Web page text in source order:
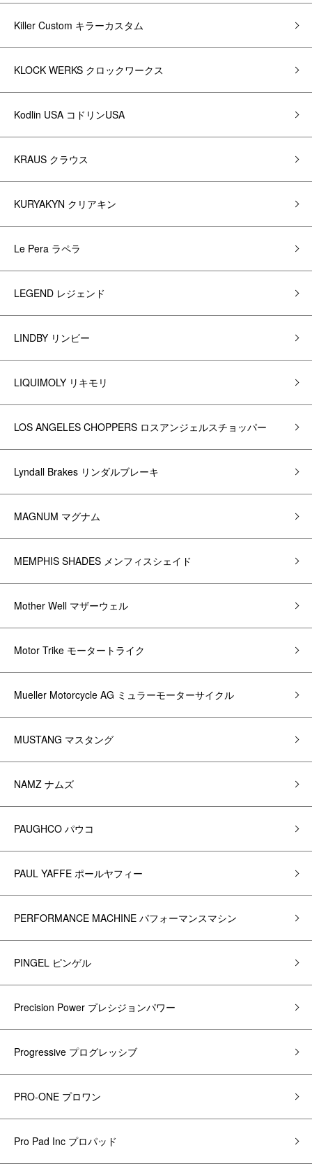
Killer Custom キラーカスタム
KLOCK WERKS クロックワークス
Kodlin USA コドリンUSA
KRAUS クラウス
KURYAKYN クリアキン
Le Pera ラペラ
LEGEND レジェンド
LINDBY リンビー
LIQUIMOLY リキモリ
LOS ANGELES CHOPPERS ロスアンジェルスチョッパー
Lyndall Brakes リンダルブレーキ
MAGNUM マグナム
MEMPHIS SHADES メンフィスシェイド
Mother Well マザーウェル
Motor Trike モータートライク
Mueller Motorcycle AG ミュラーモーターサイクル
MUSTANG マスタング
NAMZ ナムズ
PAUGHCO パウコ
PAUL YAFFE ポールヤフィー
PERFORMANCE MACHINE パフォーマンスマシン
PINGEL ピンゲル
Precision Power プレシジョンパワー
Progressive プログレッシブ
PRO-ONE プロワン
Pro Pad Inc プロパッド